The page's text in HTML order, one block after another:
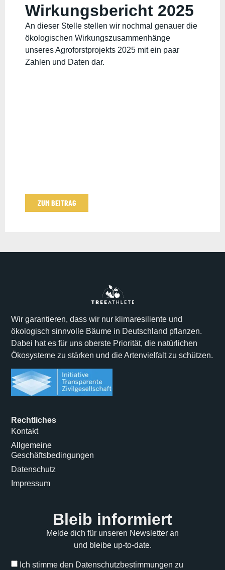
Wirkungsbericht 2025
An dieser Stelle stellen wir nochmal genauer die
ökologischen Wirkungszusammenhänge
unseres Agroforstprojekts 2025 mit ein paar
Zahlen und Daten dar.
ZUM BEITRAG
Wir garantieren, dass wir nur klimaresiliente und
ökologisch sinnvolle Bäume in Deutschland pflanzen.
Dabei hat es für uns oberste Priorität, die natürlichen
Ökosysteme zu stärken und die Artenvielfalt zu schützen.
Rechtliches
Kontakt
Allgemeine
Geschäftsbedingungen
Datenschutz
Impressum
Bleib informiert
Melde dich für unseren Newsletter an
und bleibe up-to-date.
Ich stimme den Datenschutzbestimmungen zu